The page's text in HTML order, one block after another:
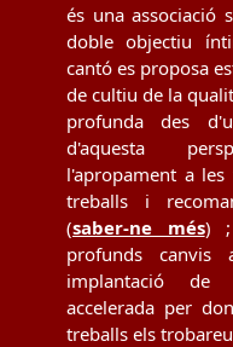
és una associació
doble objectiu
cantó es proposa
de cultiu de la
profunda des
d'aquesta
l'apropament a les
treballs i
(saber-ne més) ;
profunds canvis
implantació de
accelerada per
treballs els